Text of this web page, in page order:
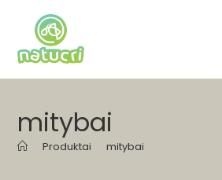
content
mitybai
Produktai mitybai